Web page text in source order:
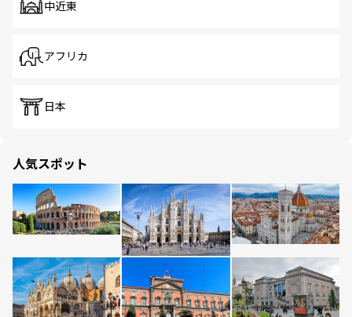
中近東
アフリカ
日本
人気スポット